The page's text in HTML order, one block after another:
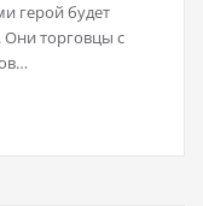
герой будет
Они торговцы с